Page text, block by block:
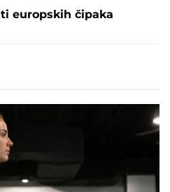
europskih čipaka